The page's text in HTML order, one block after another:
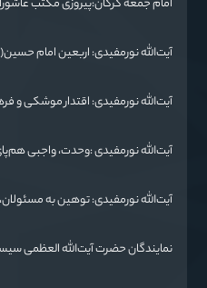
امام جمعه گرگان:پیروزی مکتب عاشورا
آیت‌الله نورمفیدی: اربعین امام
آیت‌الله نورمفیدی: اقتدار موشکی و
آیت‌الله نورمفیدی :وحدت، واجبی
آیت‌الله نورمفیدی: توهین به